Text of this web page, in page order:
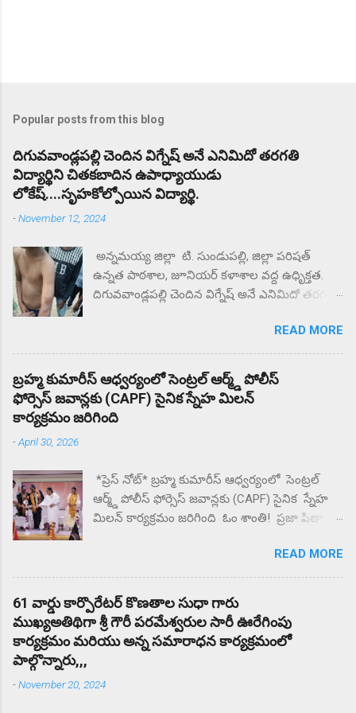
Popular posts from this blog
దిగువవాండ్లపల్లి చెందిన విగ్నేష్ అనే ఎనిమిదో తరగతి
విద్యార్థిని చితకబాదిన ఉపాధ్యాయుడు
లోకేష్....సృహకోల్పోయిన విద్యార్థి.
-November 12, 2024
అన్నమయ్య జిల్లా టి. సుండుపల్లి, జిల్లా పరిషత్
ఉన్నత పాఠశాల, జూనియర్ కళాశాల వద్ద ఉధృిక్తత.
దిగువవాండ్లపల్లి చెందిన విగ్నేష్ అనే ఎనిమిదో తరగతి
సృహకోల్పోయిన విద్యార్థి. జిల్లా పరిషత్ ఉన్నత
పాఠశాల వద్ద తల్లిదండ్రులు ధర్నా.. ఎందుకు కోట్టారని
తల్లిదండ్రులు ప్రశ్నిస్తే మీకు దిక్కున్నచోట చెప్పుకోండని
సంఘటన స్థలం నుంచి ఉడాయించాడంటున్న
తల్లిదండ్రులకు. దాదాపు రెండు గంటల నుంచి కళాశాల
పలు ఉపాధ్యాయులు గంటల తరబడి తల్లిదండ్రులను
మందులిస్తున్న పలు ఉపాధ్యాయులు న్యాయం జరిగే
వరకు ఇక్కడ నుంచి కదిలేది లేదని భీష్మించుకోని
READ MORE
బ్రహ్మ కుమారీస్ ఆధ్వర్యంలో సెంట్రల్ ఆర్మ్డ్ పోలీస్
ఫోర్సెస్ జవాన్లకు (CAPF) సైనిక స్నేహ మిలన్
కార్యక్రమం జరిగింది
-April 30, 2026
*ప్రెస్ నోట్* బ్రహ్మ కుమారీస్ ఆధ్వర్యంలో సెంట్రల్
ఆర్మ్డ్ పోలీస్ ఫోర్సెస్ జవాన్లకు (CAPF) సైనిక స్నేహ
మిలన్ కార్యక్రమం జరిగింది ఓం శాంతి! ప్రజా పితా
న్యూ జగన్నాధపురం లో గల పరమాత్మ అనుభూతి
ధామ్ సేవా కేంద్రం లో CAPF విభాగానికి
సంబంధించిన రిటైర్డ్ మరియు ఇన్ సర్వీస్ లో ఉన్న 70
మంది CAPF జవాన్ల తో స్నేహ మిలన్ కార్యక్రమం
నిర్వహించారు దేశ రక్షణ కోసం , చేస్తున్న త్యాగం ,
సేవలను కొనియాడారు. ఎల్లప్పుడూ దేశమంతా CAPF
కుమారి రాజేశ్వరి అక్కయ్య కొనియాడారు . ఈ
READ MORE
61 వార్డు కార్పొరేటర్ కొణతాల సుధా గారు
ముఖ్యఅతిథిగా శ్రీ గౌరీ పరమేశ్వరుల సారీ ఊరేగింపు
కార్యక్రమం మరియు అన్న సమారాధన కార్యక్రమంలో
పాల్గొన్నారు,,,
-November 20, 2024